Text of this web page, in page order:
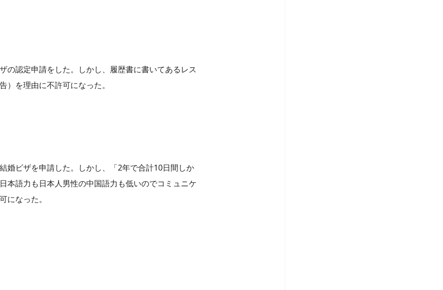
の認定申請をした。しかし、履歴書に書いてあるレス
）を理由に不許可になった。
婚ビザを申請した。しかし、「2年で合計10日間しか
本語力も日本人男性の中国語力も低いのでコミュニケ
になった。